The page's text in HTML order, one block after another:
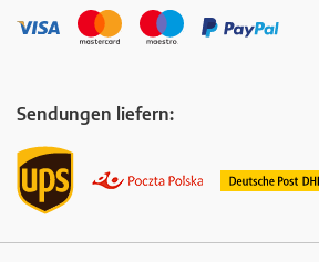
Sendungen liefern: